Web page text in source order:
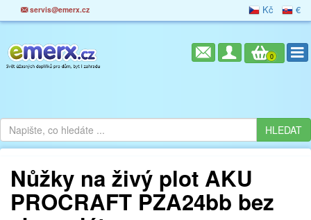
servis@emerx.cz Kč €
0
Nůžky na živý plot AKU
PROCRAFT PZA24bb bez